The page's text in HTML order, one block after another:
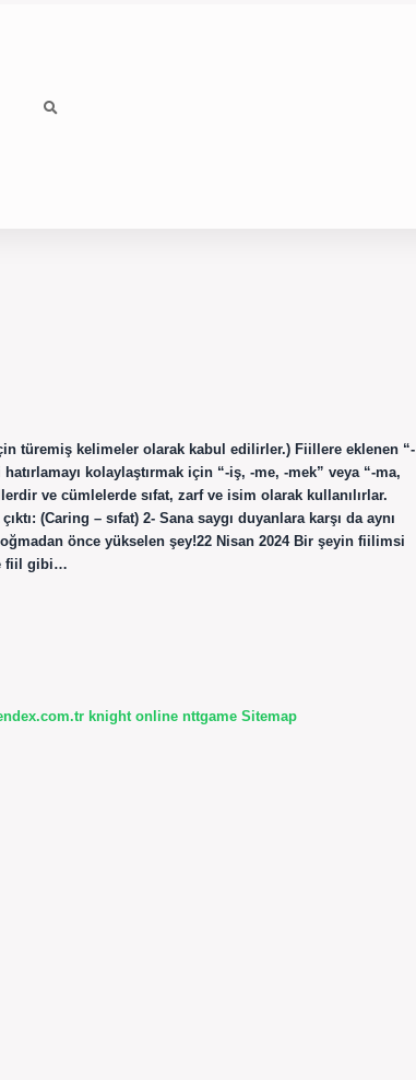
türemiş kelimeler olarak kabul edilirler.) Fiillere eklenen “-
kolaylaştırmak için “-iş, -me, -mek” veya “-ma,
ve cümlelerde sıfat, zarf ve isim olarak kullanılırlar.
(Caring – sıfat) 2- Sana saygı duyanlara karşı da aynı
önce yükselen şey!22 Nisan 2024 Bir şeyin fiilimsi
fiil gibi…
knight online nttgame Sitemap